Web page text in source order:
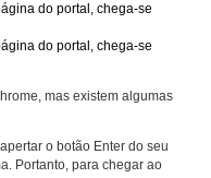
do portal, chega-se
do portal, chega-se
mas existem algumas
o botão Enter do seu
Portanto, para chegar ao